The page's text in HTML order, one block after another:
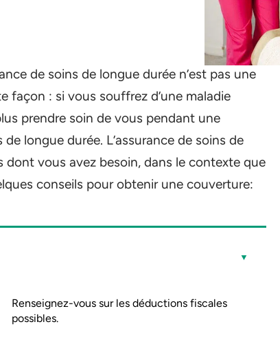
de soins de longue durée n’est pas une
façon : si vous souffrez d’une maladie
prendre soin de vous pendant une
longue durée. L’assurance de soins de
dont vous avez besoin, dans le contexte que
conseils pour obtenir une couverture:
Renseignez-vous sur les déductions fiscales
possibles.